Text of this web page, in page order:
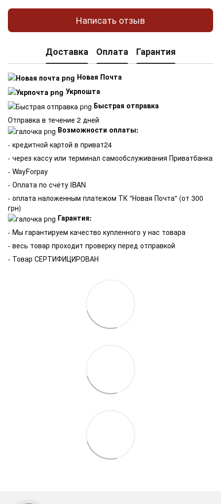
Написать отзыв
Доставка Оплата Гарантия
Новая Почта
Укрпошта
Быстрая отправка
Отправка в течение 2 дней
Возможности оплаты:
- кредитной картой в приват24
- через кассу или терминал самообслуживания Приватбанка
- WayForpay
- Оплата по счёту IBAN
- оплата наложенным платежом ТК "Новая Почта" (от 300
грн)
Гарантия:
- Мы гарантируем качество купленного у нас товара
- весь товар проходит проверку перед отправкой
- Товар СЕРТИФИЦИРОВАН